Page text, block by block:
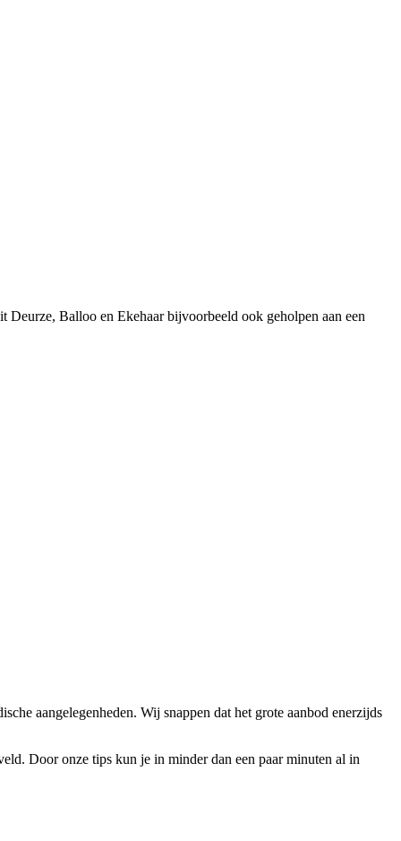
Balloo en Ekehaar bijvoorbeeld ook geholpen aan een
aangelegenheden. Wij snappen dat het grote aanbod enerzijds
Door onze tips kun je in minder dan een paar minuten al in